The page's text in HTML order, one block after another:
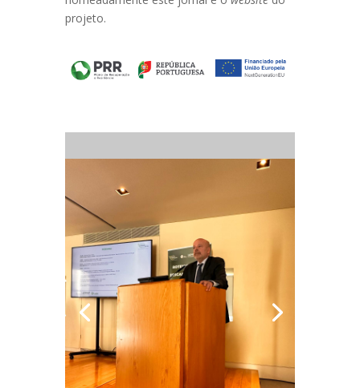
projeto.